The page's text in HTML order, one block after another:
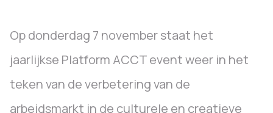
Op donderdag 7 november staat het
jaarlijkse Platform ACCT event weer in het
teken van de verbetering van de
arbeidsmarkt in de culturele en creatieve